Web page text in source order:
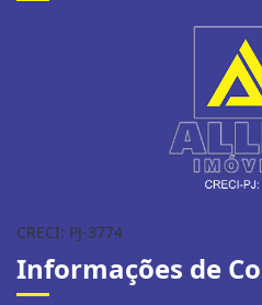
CRECI: PJ-3774
Informações de